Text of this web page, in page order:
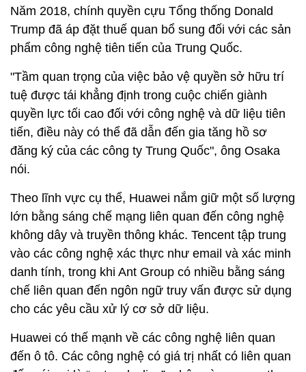
Năm 2018, chính quyền cựu Tổng thống Donald
Trump đã áp đặt thuế quan bổ sung đối với các sản
phẩm công nghệ tiên tiến của Trung Quốc.
"Tầm quan trọng của việc bảo vệ quyền sở hữu trí
tuệ được tái khẳng định trong cuộc chiến giành
quyền lực tối cao đối với công nghệ và dữ liệu tiên
tiến, điều này có thể đã dẫn đến gia tăng hồ sơ
đăng ký của các công ty Trung Quốc", ông Osaka
nói.
Theo lĩnh vực cụ thể, Huawei nắm giữ một số lượng
lớn bằng sáng chế mạng liên quan đến công nghệ
không dây và truyền thông khác. Tencent tập trung
vào các công nghệ xác thực như email và xác minh
danh tính, trong khi Ant Group có nhiều bằng sáng
chế liên quan đến ngôn ngữ truy vấn được sử dụng
cho các yêu cầu xử lý cơ sở dữ liệu.
Huawei có thế mạnh về các công nghệ liên quan
đến ô tô. Các công nghệ có giá trị nhất có liên quan